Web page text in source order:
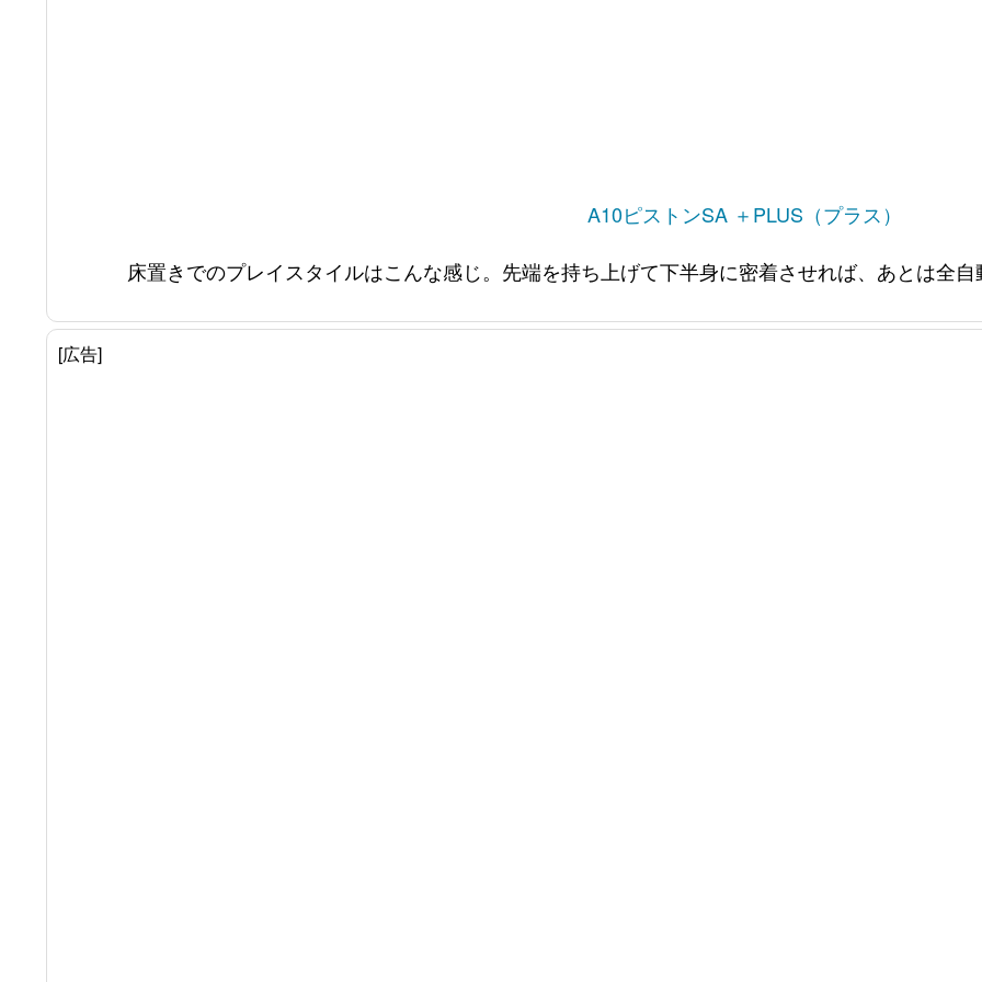
A10ピストンSA ＋PLUS（プラス）
床置きでのプレイスタイルはこんな感じ。先端を持ち上げて下半身に密着させれば、あとは全
[広告]